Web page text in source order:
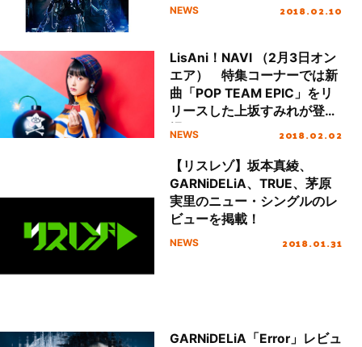
NEWS 2018.02.10
LisAni！NAVI （2月3日オン
エア） 特集コーナーでは新
曲「POP TEAM EPIC」をリ
リースした上坂すみれが登
場！あらゆるミッションにチ
NEWS 2018.02.02
【リスレゾ】坂本真綾、
GARNiDELiA、TRUE、茅原
実里のニュー・シングルのレ
ビューを掲載！
NEWS 2018.01.31
GARNiDELiA「Error」レビュ